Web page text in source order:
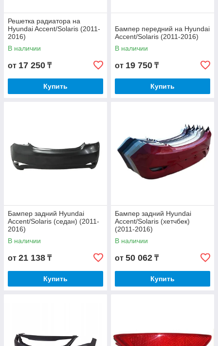
Решетка радиатора на
Hyundai Accent/Solaris (2011-
2016)
В наличии
от 17 250 ₸
Купить
Бампер передний на Hyundai
Accent/Solaris (2011-2016)
В наличии
от 19 750 ₸
Купить
Бампер задний Hyundai
Accent/Solaris (седан) (2011-
2016)
В наличии
от 21 138 ₸
Купить
Бампер задний Hyundai
Accent/Solaris (хетчбек)
(2011-2016)
В наличии
от 50 062 ₸
Купить